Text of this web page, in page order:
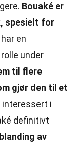
Bouaké er
spesielt for
en
under
til flere
gjør den til et
interessert i
definitivt
av